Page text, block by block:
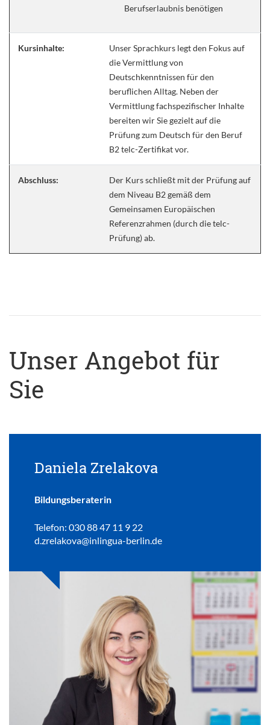
Berufserlaubnis benötigen
Kursinhalte:
Unser Sprachkurs legt den Fokus auf
die Vermittlung von
Deutschkenntnissen für den
beruflichen Alltag. Neben der
Vermittlung fachspezifischer Inhalte
bereiten wir Sie gezielt auf die
Prüfung zum Deutsch für den Beruf
B2 telc-Zertifikat vor.
Abschluss:
Der Kurs schließt mit der Prüfung auf
dem Niveau B2 gemäß dem
Gemeinsamen Europäischen
Referenzrahmen (durch die telc-
Prüfung) ab.
Unser Angebot für
Sie
Daniela Zrelakova
Bildungsberaterin
Telefon: 030 88 47 11 9 22
d.zrelakova@inlingua-berlin.de